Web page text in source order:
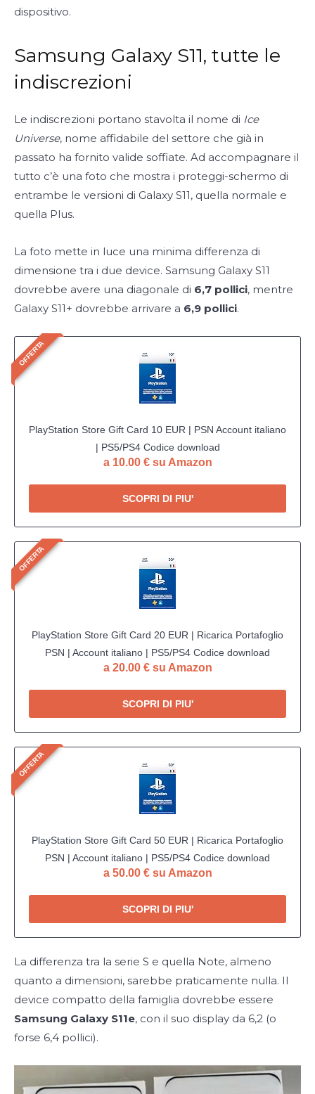
dispositivo.
Samsung Galaxy S11, tutte le
indiscrezioni
Le indiscrezioni portano stavolta il nome di Ice
Universe, nome affidabile del settore che già in
passato ha fornito valide soffiate. Ad accompagnare il
tutto c’è una foto che mostra i proteggi-schermo di
entrambe le versioni di Galaxy S11, quella normale e
quella Plus.
La foto mette in luce una minima differenza di
dimensione tra i due device. Samsung Galaxy S11
dovrebbe avere una diagonale di 6,7 pollici, mentre
Galaxy S11+ dovrebbe arrivare a 6,9 pollici.
OFFERTA
PlayStation Store Gift Card 10 EUR | PSN Account italiano
| PS5/PS4 Codice download
a 10.00 € su Amazon
SCOPRI DI PIU'
OFFERTA
PlayStation Store Gift Card 20 EUR | Ricarica Portafoglio
PSN | Account italiano | PS5/PS4 Codice download
a 20.00 € su Amazon
SCOPRI DI PIU'
OFFERTA
PlayStation Store Gift Card 50 EUR | Ricarica Portafoglio
PSN | Account italiano | PS5/PS4 Codice download
a 50.00 € su Amazon
SCOPRI DI PIU'
La differenza tra la serie S e quella Note, almeno
quanto a dimensioni, sarebbe praticamente nulla. Il
device compatto della famiglia dovrebbe essere
Samsung Galaxy S11e, con il suo display da 6,2 (o
forse 6,4 pollici).